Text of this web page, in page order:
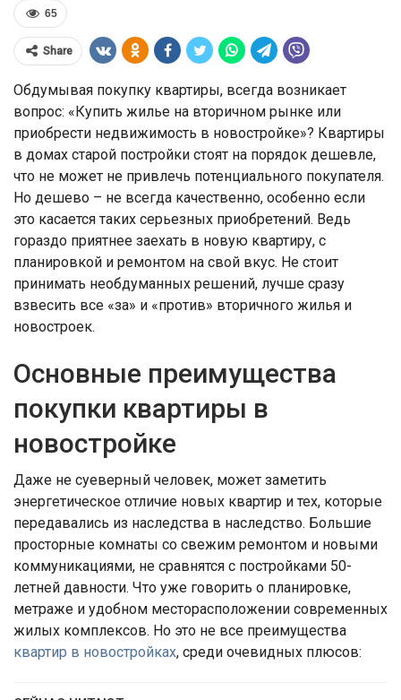
65
Share
Обдумывая покупку квартиры, всегда возникает
вопрос: «Купить жилье на вторичном рынке или
приобрести недвижимость в новостройке»? Квартиры
в домах старой постройки стоят на порядок дешевле,
что не может не привлечь потенциального покупателя.
Но дешево – не всегда качественно, особенно если
это касается таких серьезных приобретений. Ведь
гораздо приятнее заехать в новую квартиру, с
планировкой и ремонтом на свой вкус. Не стоит
принимать необдуманных решений, лучше сразу
взвесить все «за» и «против» вторичного жилья и
новостроек.
Основные преимущества
покупки квартиры в
новостройке
Даже не суеверный человек, может заметить
энергетическое отличие новых квартир и тех, которые
передавались из наследства в наследство. Большие
просторные комнаты со свежим ремонтом и новыми
коммуникациями, не сравнятся с постройками 50-
летней давности. Что уже говорить о планировке,
метраже и удобном месторасположении современных
жилых комплексов. Но это не все преимущества
квартир в новостройках, среди очевидных плюсов: